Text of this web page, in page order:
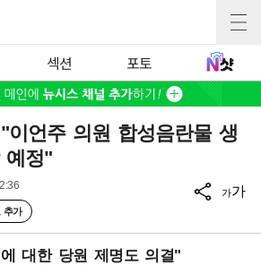
섹션 포토
이언주 의원 합성음란물 생
예정"
추가
가가
대한 당원 제명도 의결"